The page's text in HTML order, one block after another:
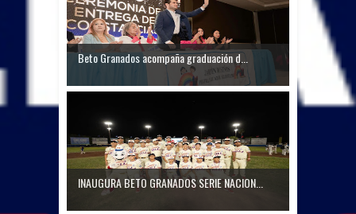
Beto Granados acompaña graduación d...
INAUGURA BETO GRANADOS SERIE NACION...